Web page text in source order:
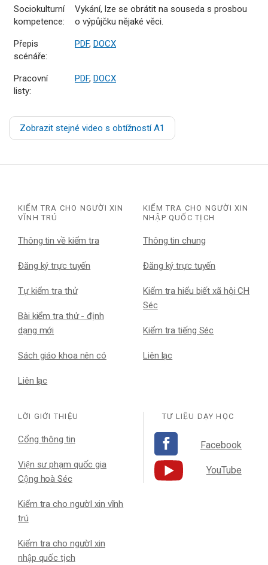
Sociokulturní
kompetence:
Vykání, lze se obrátit na souseda s prosbou
o výpůjčku nějaké věci.
Přepis
scénáře:
PDF, DOCX
Pracovní
listy:
PDF, DOCX
Zobrazit stejné video s obtížností A1
KIỂM TRA CHO NGƯỜI XIN
VĨNH TRÚ
Thông tin về kiểm tra
Đăng ký trực tuyến
Tự kiểm tra thử
Bài kiểm tra thử - định
dạng mới
Sách giáo khoa nên có
Liên lạc
KIỂM TRA CHO NGƯỜI XIN
NHẬP QUỐC TỊCH
Thông tin chung
Đăng ký trực tuyến
Kiểm tra hiểu biết xã hội CH
Séc
Kiểm tra tiếng Séc
Liên lạc
LỜI GIỚI THIỆU
Cổng thông tin
Viện sư phạm quốc gia
Cộng hoà Séc
Kiểm tra cho ngườI xin vĩnh
trú
Kiểm tra cho ngườI xin
nhập quốc tịch
TƯ LIỆU DẠY HỌC
Facebook
YouTube